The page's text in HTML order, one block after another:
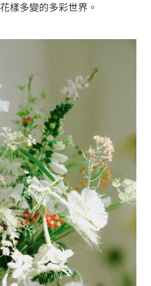
樣多變的多彩世界。